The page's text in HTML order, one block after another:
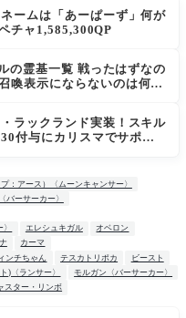
ネームは「あーぱーず」何が
チャ1,585,300QP
の霊基一覧 戦ったはずなの
喚表示にならないのは何
・ラックランド実装！スキル
付与にカリスマでサポ性
：アース）〈ムーンキャンサー〉
バーサーカー〉
エレシュキガル
オベロン
カーマ
ンチちゃん テスカトリポカ
ビースト
)〈ランサー〉
モルガン〈バーサーカー〉
スター・リンボ